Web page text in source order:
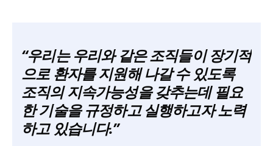
“우리는 우리와 같은 조직들이 장기적
으로 환자를 지원해 나갈 수 있도록
조직의 지속가능성을 갖추는데 필요
한 기술을 규정하고 실행하고자 노력
하고 있습니다.”